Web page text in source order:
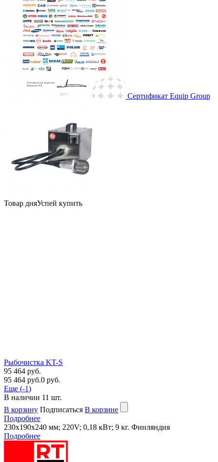
Сертификат Equip Group
Товар дняУспей купить
Рыбочистка KT-S
95 464 руб.
95 464 руб.0 руб.
Еще (-1)
В наличии 11 шт.
В корзину Подписаться В корзине
Подробнее
230х190х240 мм; 220V; 0,18 кВт; 9 кг. Финляндия
Подробнее